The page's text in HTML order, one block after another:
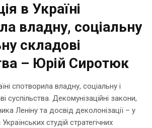
в Україні
владну, соціальну
складові
– Юрій Сиротюк
спотворила владну, соціальну і
суспільства. Декомунізаційні закони,
Леніну та досвід деколонізації – у
студій стратегічних